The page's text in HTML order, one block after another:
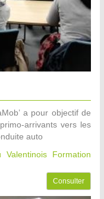
a pour objectif de
arrivants vers les
auto
Valentinois
Formation
Consulter